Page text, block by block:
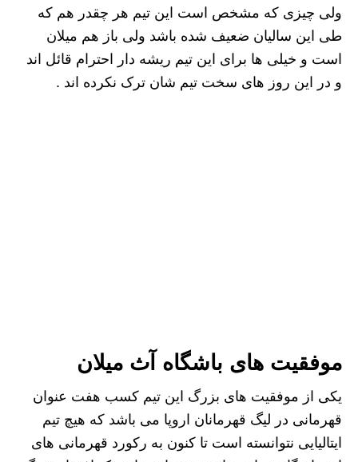
ولی چیزی که مشخص است این تیم هر چقدر هم که
طی این سالیان ضعیف شده باشد ولی باز هم میلان
است و خیلی ها برای این تیم ریشه دار احترام قائل اند
و در این روز های سخت تیم شان ترک نکرده اند .
موفقیت های باشگاه آث میلان
یکی از موفقیت های بزرگ این تیم کسب هفت عنوان
قهرمانی در لیگ قهرمانان اروپا می باشد که هیچ تیم
ایتالیایی نتوانسته است تا کنون به رکورد قهرمانی های